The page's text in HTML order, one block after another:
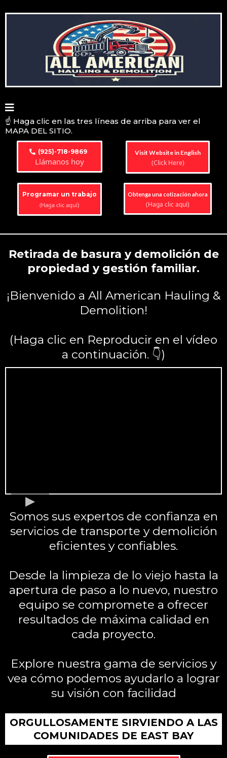
☝️ Haga clic en las tres líneas de arriba para ver el
MAPA DEL SITIO.
(925)-718-9869
Llámanos hoy
Visit Website in English
(Click Here)
Programar un trabajo
(Haga clic aquí)
Obtenga una cotización ahora
(Haga clic aquí)
Retirada de basura y demolición de
propiedad y gestión familiar.
¡Bienvenido a All American Hauling &
Demolition!
(Haga clic en Reproducir en el vídeo
a continuación. 👇)
Somos sus expertos de confianza en
servicios de transporte y demolición
eficientes y confiables.
Desde la limpieza de lo viejo hasta la
apertura de paso a lo nuevo, nuestro
equipo se compromete a ofrecer
resultados de máxima calidad en
cada proyecto.
Explore nuestra gama de servicios y
vea cómo podemos ayudarlo a lograr
su visión con facilidad
ORGULLOSAMENTE SIRVIENDO A LAS
COMUNIDADES DE EAST BAY